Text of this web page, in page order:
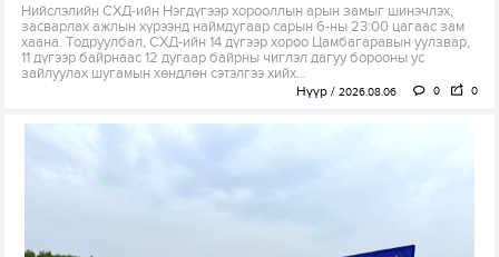
Нийслэлийн СХД-ийн Нэгдүгээр хорооллын арын замыг шинэчлэх,
засварлах ажлын хүрээнд наймдугаар сарын 6-ны 23:00 цагаас зам
хаана. Тодруулбал, СХД-ийн 14 дүгээр хороо Цамбагаравын уулзвар,
11 дүгээр байрнаас 12 дугаар байрны чиглэл дагуу борооны ус
зайлуулах шугамын хөндлөн сэтэлгээ хийх...
Нүүр 2026.08.06 0 0